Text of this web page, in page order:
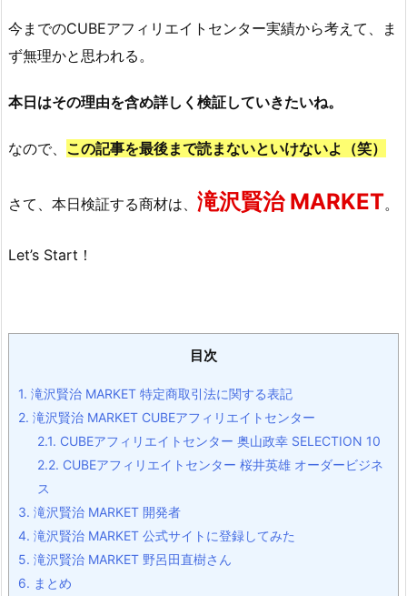
今までのCUBEアフィリエイトセンター実績から考えて、ま
ず無理かと思われる。
本日はその理由を含め詳しく検証していきたいね。
なので、 この記事を最後まで読まないといけないよ（笑）
さて、本日検証する商材は、 滝沢賢治 MARKET。
Let’s Start！
目次
1. 滝沢賢治 MARKET 特定商取引法に関する表記
2. 滝沢賢治 MARKET CUBEアフィリエイトセンター
2.1. CUBEアフィリエイトセンター 奥山政幸 SELECTION 10
2.2. CUBEアフィリエイトセンター 桜井英雄 オーダービジネ
ス
3. 滝沢賢治 MARKET 開発者
4. 滝沢賢治 MARKET 公式サイトに登録してみた
5. 滝沢賢治 MARKET 野呂田直樹さん
6. まとめ